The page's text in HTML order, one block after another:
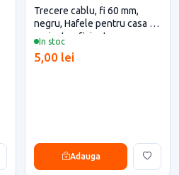
In stoc
Trecere cablu, fi 60 mm,
negru, Hafele pentru casa si
proiecte eficiente
5,00 lei
Adauga